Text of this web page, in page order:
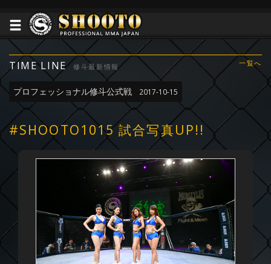
TIME LINE 修斗最新情報 一覧へ
プロフェッショナル修斗公式戦 2017-10-15
#SHOOTO1015 試合写真UP!!